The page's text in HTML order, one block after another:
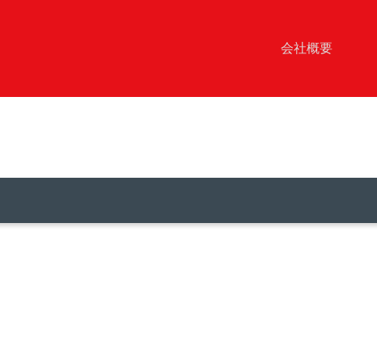
会社概要